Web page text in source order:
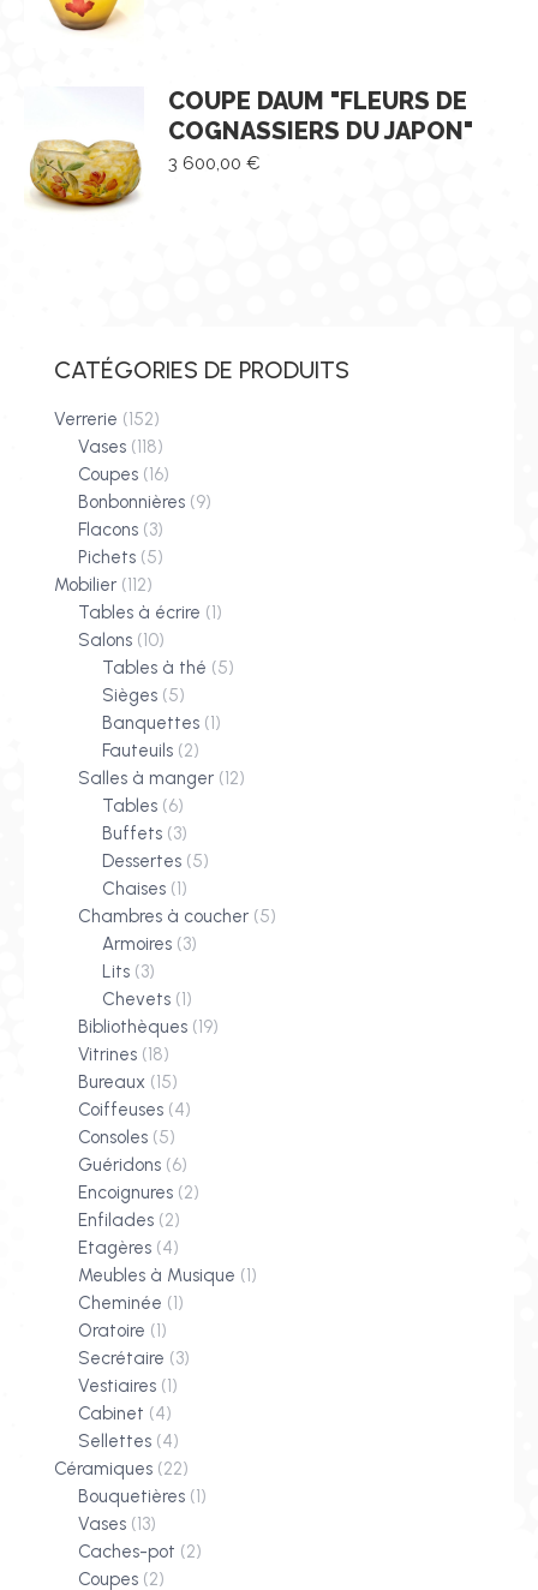
COUPE DAUM "FLEURS DE
COGNASSIERS DU JAPON"
3 600,00 €
CATÉGORIES DE PRODUITS
Verrerie (152)
Vases (118)
Coupes (16)
Bonbonnières (9)
Flacons (3)
Pichets (5)
Mobilier (112)
Tables à écrire (1)
Salons (10)
Tables à thé (5)
Sièges (5)
Banquettes (1)
Fauteuils (2)
Salles à manger (12)
Tables (6)
Buffets (3)
Dessertes (5)
Chaises (1)
Chambres à coucher (5)
Armoires (3)
Lits (3)
Chevets (1)
Bibliothèques (19)
Vitrines (18)
Bureaux (15)
Coiffeuses (4)
Consoles (5)
Guéridons (6)
Encoignures (2)
Enfilades (2)
Etagères (4)
Meubles à Musique (1)
Cheminée (1)
Oratoire (1)
Secrétaire (3)
Vestiaires (1)
Cabinet (4)
Sellettes (4)
Céramiques (22)
Bouquetières (1)
Vases (13)
Caches-pot (2)
Coupes (2)